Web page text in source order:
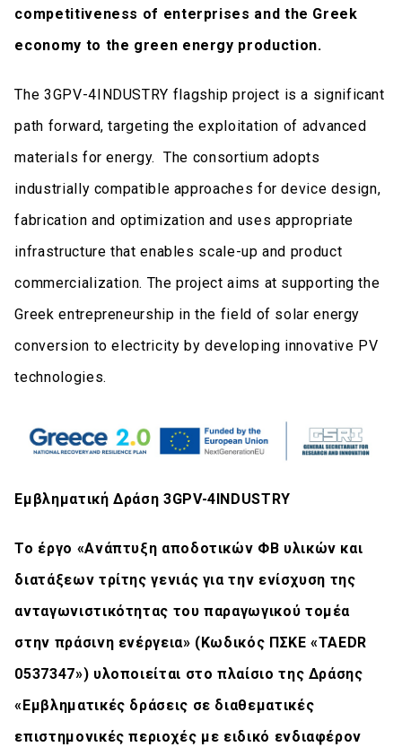
competitiveness of enterprises and the Greek
economy to the green energy production.
The 3GPV-4INDUSTRY flagship project is a significant
path forward, targeting the exploitation of advanced
materials for energy. The consortium adopts
industrially compatible approaches for device design,
fabrication and optimization and uses appropriate
infrastructure that enables scale-up and product
commercialization. The project aims at supporting the
Greek entrepreneurship in the field of solar energy
conversion to electricity by developing innovative PV
technologies.
Εμβληματική Δράση 3GPV-4INDUSTRY
Το έργο «Ανάπτυξη αποδοτικών ΦΒ υλικών και
διατάξεων τρίτης γενιάς για την ενίσχυση της
ανταγωνιστικότητας του παραγωγικού τομέα
στην πράσινη ενέργεια» (Κωδικός ΠΣΚΕ «TAEDR
0537347») υλοποιείται στο πλαίσιο της Δράσης
«Εμβληματικές δράσεις σε διαθεματικές
επιστημονικές περιοχές με ειδικό ενδιαφέρον